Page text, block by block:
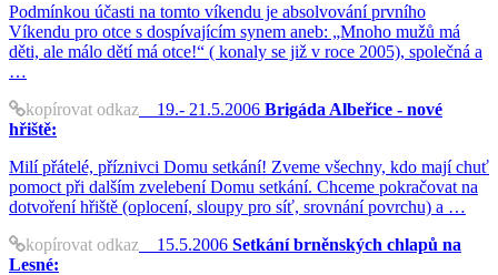
Podmínkou účasti na tomto víkendu je absolvování prvního
Víkendu pro otce s dospívajícím synem aneb: „Mnoho mužů má
děti, ale málo dětí má otce!“ ( konaly se již v roce 2005), společná a
…
kopírovat odkaz 19.- 21.5.2006 Brigáda Albeřice - nové
hřiště:
Milí přátelé, příznivci Domu setkání! Zveme všechny, kdo mají chuť
pomoct při dalším zvelebení Domu setkání. Chceme pokračovat na
dotvoření hřiště (oplocení, sloupy pro síť, srovnání povrchu) a …
kopírovat odkaz 15.5.2006 Setkání brněnských chlapů na
Lesné: